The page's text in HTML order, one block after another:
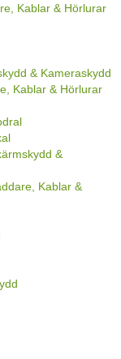
Kablar & Hörlurar
& Kameraskydd
Kablar & Hörlurar
&
Kablar &